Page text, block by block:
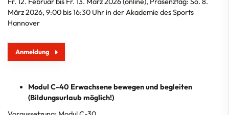
März 2026, 9:00 bis 16:30 Uhr in der Akademie des Sports
Hannover
Anmeldung
Modul C-40 Erwachsene bewegen und begleiten
(Bildungsurlaub möglich!)